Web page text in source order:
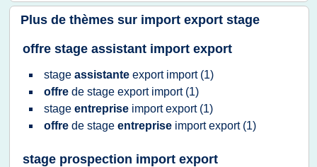
Plus de thèmes sur import export stage
offre stage assistant import export
stage assistante export import (1)
offre de stage export import (1)
stage entreprise import export (1)
offre de stage entreprise import export (1)
stage prospection import export